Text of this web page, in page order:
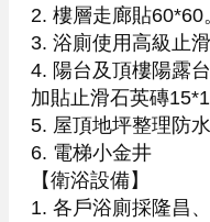
2. 樓層走廊貼60*60
3. 浴廁使用高級止
4. 陽台及頂樓陽露
加貼止滑石英磚
5. 屋頂地坪整理防
6. 電梯小金井
【衛浴設備】
1. 各戶浴廁採隆昌